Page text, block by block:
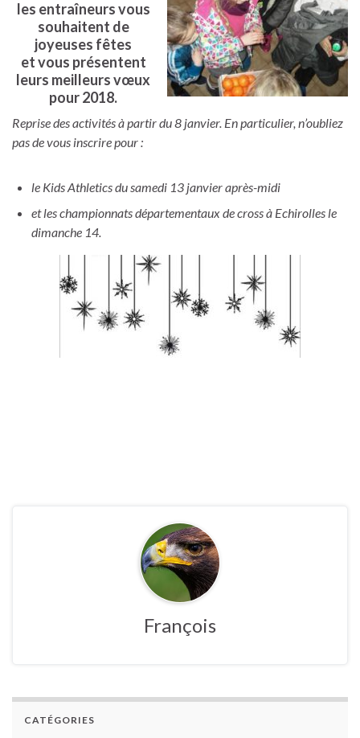
les entraîneurs vous
souhaitent de
joyeuses fêtes
et vous présentent
leurs meilleurs vœux
pour 2018.
Reprise des activités à partir du 8 janvier. En particulier, n’oubliez
pas de vous inscrire pour :
le Kids Athletics du samedi 13 janvier après-midi
et les championnats départementaux de cross à Echirolles le
dimanche 14.
François
CATÉGORIES